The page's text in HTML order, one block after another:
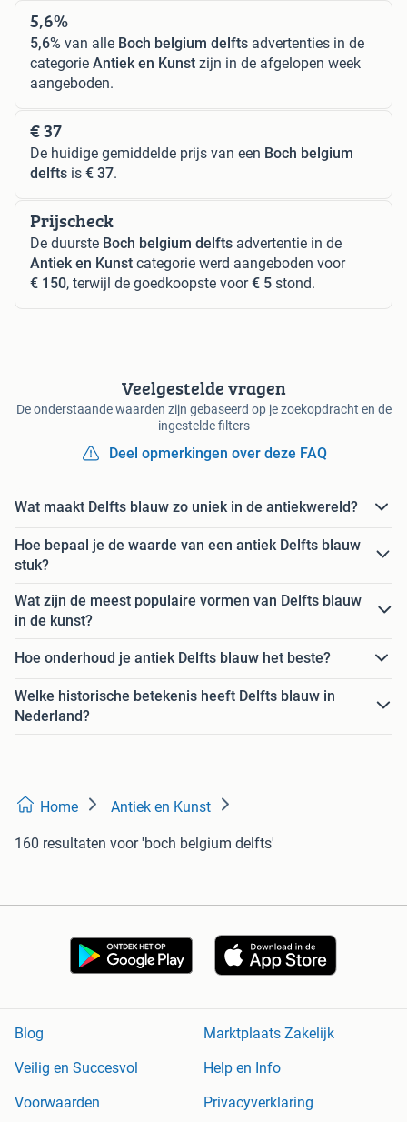
5,6%
5,6% van alle Boch belgium delfts advertenties in de
categorie Antiek en Kunst zijn in de afgelopen week
aangeboden.
€ 37
De huidige gemiddelde prijs van een Boch belgium
delfts is € 37.
Prijscheck
De duurste Boch belgium delfts advertentie in de
Antiek en Kunst categorie werd aangeboden voor
€ 150, terwijl de goedkoopste voor€ 5 stond.
Veelgestelde vragen
De onderstaande waarden zijn gebaseerd op je zoekopdracht en de
ingestelde filters
Deel opmerkingen over deze FAQ
Wat maakt Delfts blauw zo uniek in de antiekwereld?
Hoe bepaal je de waarde van een antiek Delfts blauw
stuk?
Wat zijn de meest populaire vormen van Delfts blauw
in de kunst?
Hoe onderhoud je antiek Delfts blauw het beste?
Welke historische betekenis heeft Delfts blauw in
Nederland?
Home Antiek en Kunst
160 resultaten voor 'boch belgium delfts'
Blog
Marktplaats Zakelijk
Veilig en Succesvol
Help en Info
Voorwaarden
Privacyverklaring